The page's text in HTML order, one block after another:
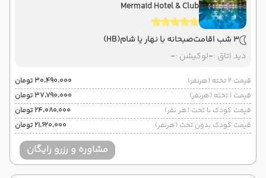
Mermaid Hotel & Club
3 شب اقامت صبحانه با نهار یا شام(HB)
دید اتاق :-لوکیشن :-
قیمت 2 تخته (هرنفر)
۳۰٬۴۹۰٬۰۰۰ تومان
قیمت 1 تخته (هرنفر)
۳۷٬۷۹۰٬۰۰۰ تومان
قیمت کودک با تخت (هر نفر)
۲۴٬۰۸۰٬۰۰۰ تومان
قیمت کودک بدون تخت (هرنفر)
۲۱٬۶۲۰٬۰۰۰ تومان
مشاوره و رزرو رایگان